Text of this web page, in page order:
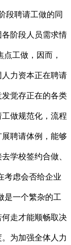
段聘请工做的同
阶段人员需求情
工做，因而，
力资本正在聘请
觉存正在的各类
做规范化，流程
聘请体例，能够
学校签约合做、
考虑会否给企业
是一个繁杂的工
走才能顺畅取决
为加强全体人力